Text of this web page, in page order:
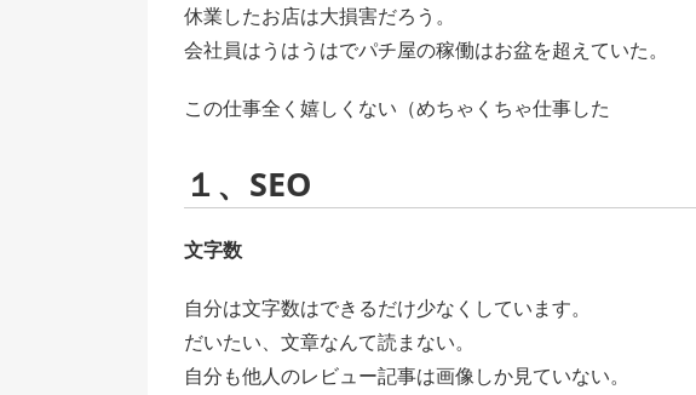
休業したお店は大損害だろう。
会社員はうはうはでパチ屋の稼働はお盆を超えていた。
この仕事全く嬉しくない（めちゃくちゃ仕事した
１、SEO
文字数
自分は文字数はできるだけ少なくしています。
だいたい、文章なんて読まない。
自分も他人のレビュー記事は画像しか見ていない。